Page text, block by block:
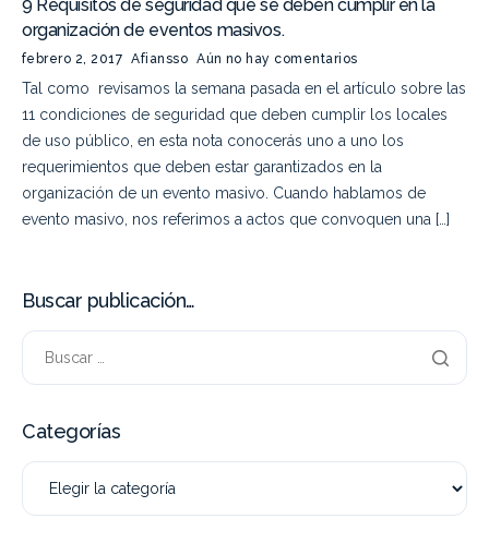
9 Requisitos de seguridad que se deben cumplir en la
organización de eventos masivos.
febrero 2, 2017 Afiansso Aún no hay comentarios
Tal como revisamos la semana pasada en el artículo sobre las
11 condiciones de seguridad que deben cumplir los locales
de uso público, en esta nota conocerás uno a uno los
requerimientos que deben estar garantizados en la
organización de un evento masivo. Cuando hablamos de
evento masivo, nos referimos a actos que convoquen una […]
Buscar publicación…
Categorías